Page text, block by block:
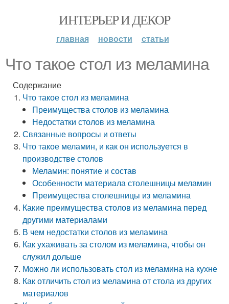
ИНТЕРЬЕР И ДЕКОР
главная новости статьи
Что такое стол из меламина
Содержание
Что такое стол из меламина
Преимущества столов из меламина
Недостатки столов из меламина
Связанные вопросы и ответы
Что такое меламин, и как он используется в
производстве столов
Меламин: понятие и состав
Особенности материала столешницы меламин
Преимущества столешницы из меламина
Какие преимущества столов из меламина перед
другими материалами
В чем недостатки столов из меламина
Как ухаживать за столом из меламина, чтобы он
служил дольше
Можно ли использовать стол из меламина на кухне
Как отличить стол из меламина от стола из других
материалов